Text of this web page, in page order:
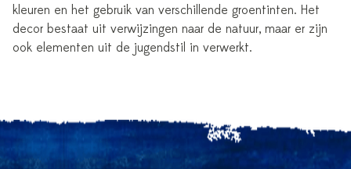
kleuren en het gebruik van verschillende groentinten. Het
decor bestaat uit verwijzingen naar de natuur, maar er zijn
ook elementen uit de jugendstil in verwerkt.